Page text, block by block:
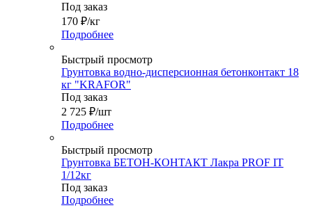
Под заказ
170 ₽/кг
Подробнее
Быстрый просмотр
Грунтовка водно-дисперсионная бетонконтакт 18
кг "KRAFOR"
Под заказ
2 725 ₽/шт
Подробнее
Быстрый просмотр
Грунтовка БЕТОН-КОНТАКТ Лакра PROF IT
1/12кг
Под заказ
Подробнее